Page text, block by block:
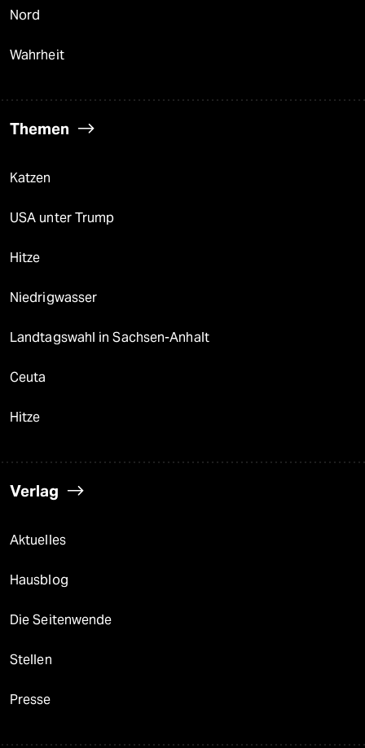
Nord
Wahrheit
Themen
Katzen
USA unter Trump
Hitze
Niedrigwasser
Landtagswahl in Sachsen-Anhalt
Ceuta
Hitze
Verlag
Aktuelles
Hausblog
Die Seitenwende
Stellen
Presse